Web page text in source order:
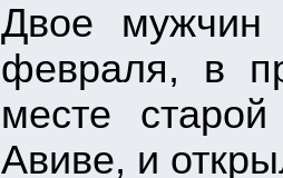
Двое мужчин
февраля, в
месте
Авиве, и